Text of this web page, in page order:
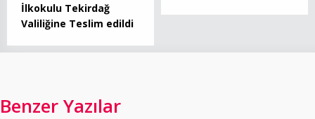
İlkokulu Tekirdağ
Valiliğine Teslim edildi
Benzer Yazılar